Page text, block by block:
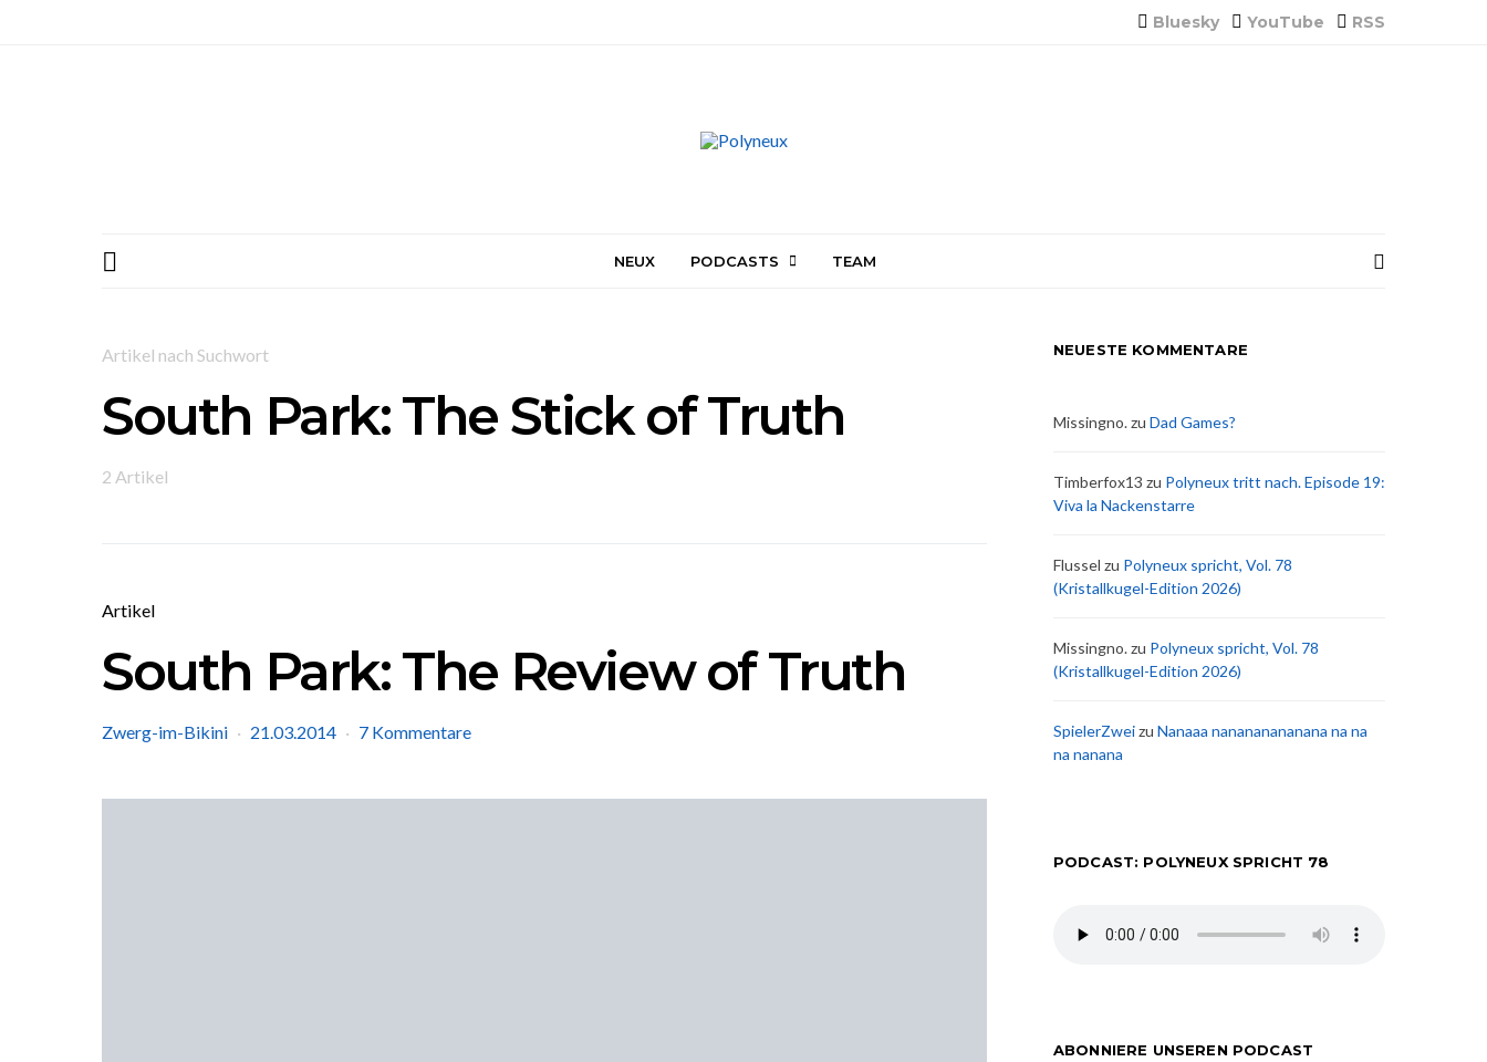
Bluesky YouTube RSS
NEUX PODCASTS TEAM
Artikel nach Suchwort
South Park: The Stick of Truth
2 Artikel
Artikel
South Park: The Review of Truth
Zwerg-im-Bikini 21.03.2014 7 Kommentare
NEUESTE KOMMENTARE
Missingno.zu Dad Games?
Timberfox13 zu Polyneux tritt nach. Episode 19:
Viva la Nackenstarre
Flussel zu Polyneux spricht, Vol. 78
(Kristallkugel-Edition 2026)
Missingno.zu Polyneux spricht, Vol. 78
(Kristallkugel-Edition 2026)
SpielerZweizu Nanaaa nanananananana na na
na nanana
PODCAST: POLYNEUX SPRICHT 78
ABONNIERE UNSEREN PODCAST